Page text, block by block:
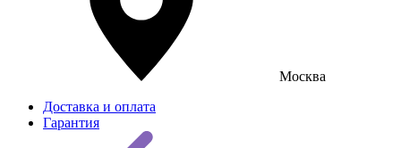
Москва
Доставка и оплата
Гарантия